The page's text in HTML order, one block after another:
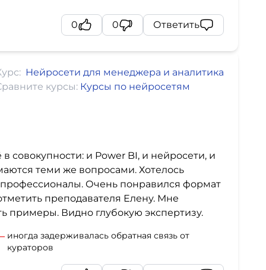
0 0 Ответить
Нейросети для менеджера и аналитика
курсы: Курсы по нейросетям
совокупности: и Power BI, и нейросети, и
теми же вопросами. Хотелось
профессионалы. Очень понравился формат
преподавателя Елену. Мне
примеры. Видно глубокую экспертизу.
иногда задерживалась обратная связь от
кураторов